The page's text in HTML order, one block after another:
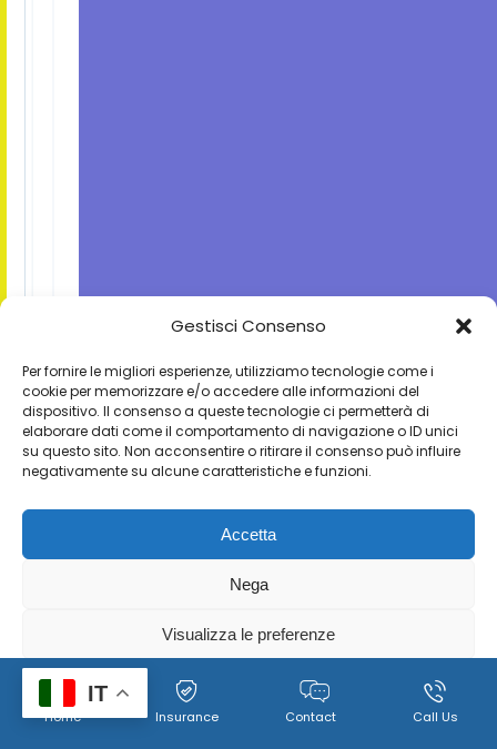
Gestisci Consenso
Per fornire le migliori esperienze, utilizziamo tecnologie come i
cookie per memorizzare e/o accedere alle informazioni del
dispositivo. Il consenso a queste tecnologie ci permetterà di
elaborare dati come il comportamento di navigazione o ID unici
su questo sito. Non acconsentire o ritirare il consenso può influire
negativamente su alcune caratteristiche e funzioni.
Accetta
Nega
Visualizza le preferenze
Cookie
Policy
Policy per il trattamento dei dati personali, immagini e
video
Home Insurance Contact Call Us
IT